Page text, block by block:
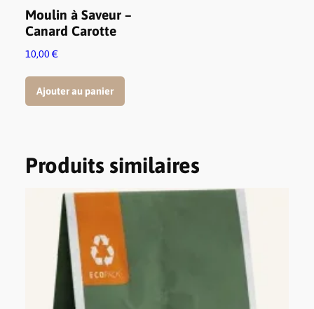
Moulin à Saveur –
Canard Carotte
10,00 €
Ajouter au panier
Produits similaires